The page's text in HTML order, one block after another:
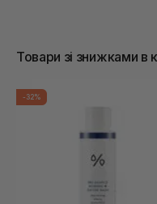
Товари зі знижками в
-32%